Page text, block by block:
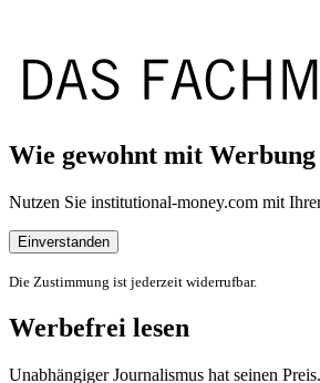
Wie gewohnt mit Werbung
Nutzen Sie institutional-money.com mit
Einverstanden
Die Zustimmung ist jederzeit widerrufbar.
Werbefrei lesen
Unabhängiger Journalismus hat seinen Preis.